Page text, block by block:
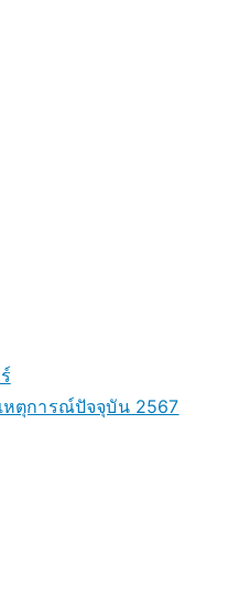
หตุการณ์ปัจจุบัน 2567